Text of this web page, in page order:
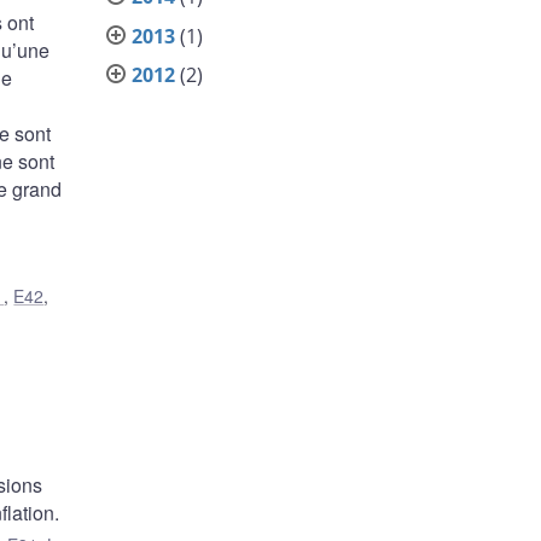
ont
sont
sont
grand
, E42,
2013(1)
2012(2)